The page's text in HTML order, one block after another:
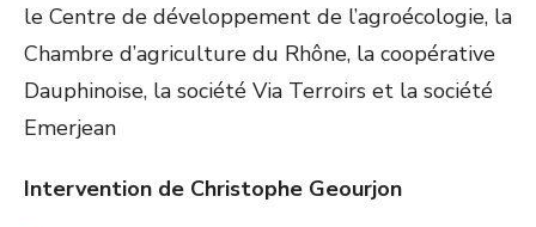
le Centre de développement de l’agroécologie, la
Chambre d’agriculture du Rhône, la coopérative
Dauphinoise, la société Via Terroirs et la société
Emerjean
Intervention de Christophe Geourjon